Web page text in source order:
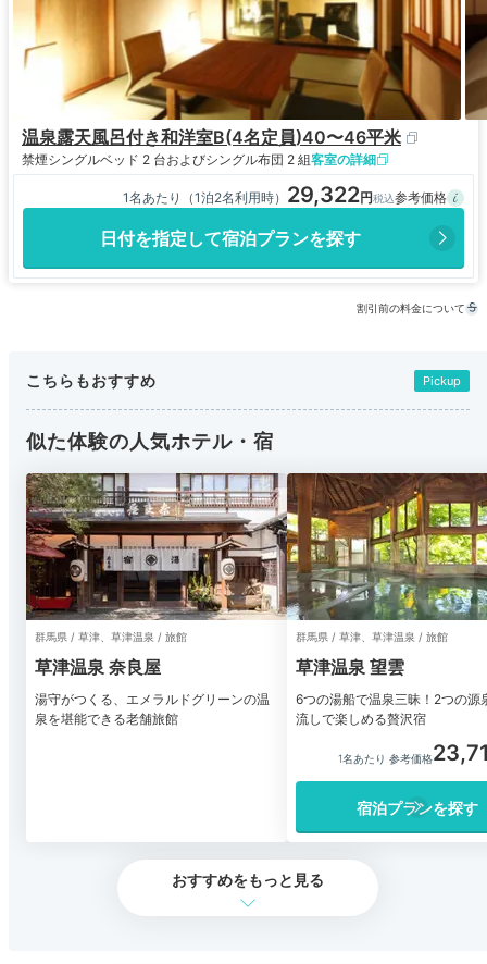
温泉露天風呂付き和洋室B(4名定員)40〜46平米
禁煙シングルベッド 2 台およびシングル布団 2 組客室の詳細
1名あたり（1泊2名利用時） 29,322
日付を指定して宿泊プランを探す
割引前の料金について
こちらもおすすめ Pickup
似た体験の人気ホテル・宿
群馬県 / 草津、草津温泉 / 旅館
草津温泉 奈良屋
湯守がつくる、エメラルドグリーンの温
泉を堪能できる老舗旅館
群馬県 / 草津、草津温泉 / 旅館
草津温泉 望雲
6つの湯船で温泉三昧！2つの源
流しで楽しめる贅沢宿
1名あたり 参考価格
宿泊プランを探す
おすすめをもっと見る